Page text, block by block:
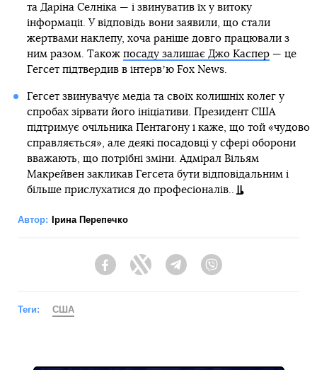
та Даріна Селніка — і звинуватив їх у витоку
інформації. У відповідь вони заявили, що стали
жертвами наклепу, хоча раніше довго працювали з
ним разом. Також посаду залишає Джо Каспер— це
Гегсет підтвердив в інтервʼю Fox News.
Гегсет звинувачує медіа та своїх колишніх колег у
спробах зірвати його ініціативи. Президент США
підтримує очільника Пентагону і каже, що той «чудово
справляється», але деякі посадовці у сфері оборони
вважають, що потрібні зміни. Адмірал Вільям
Макрейвен закликав Гегсета бути відповідальним і
більше прислухатися до професіоналів..
Автор: Ірина Перепечко
FacebookTwitter Telegram
Теги: США